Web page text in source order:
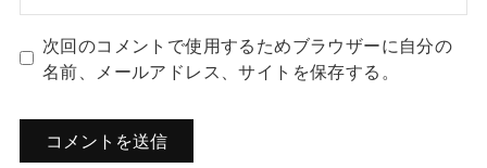
次回のコメントで使用するためブラウザーに自分の
名前、メールアドレス、サイトを保存する。